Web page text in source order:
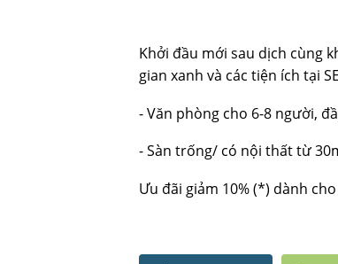
Khởi đầu mới sau dịch cùng
gian xanh và các tiện ích tại
- Văn phòng cho 6-8 người,
- Sàn trống/ có nội thất từ
Ưu đãi giảm 10% (*) dành